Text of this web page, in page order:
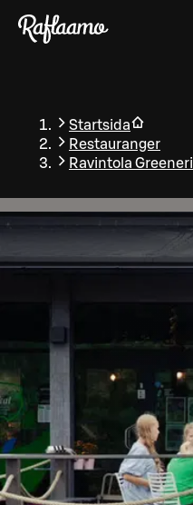
Gå till huvudinnehållet
Startsida
Restauranger
Ravintola Greeneri